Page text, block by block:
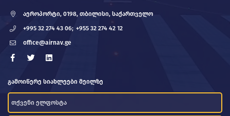
აეროპორტი, 0198, თბილისი, საქართველო
+995 32 274 43 06; +955 32 274 42 12
office@airnav.ge
გამოიწერე სიახლეები მეილზე